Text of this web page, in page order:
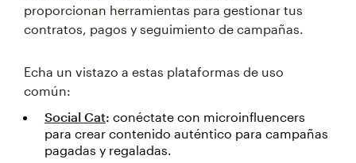
proporcionan herramientas para gestionar tus
contratos, pagos y seguimiento de campañas.
Echa un vistazo a estas plataformas de uso
común:
Social Cat: conéctate con microinfluencers
para crear contenido auténtico para campañas
pagadas y regaladas.